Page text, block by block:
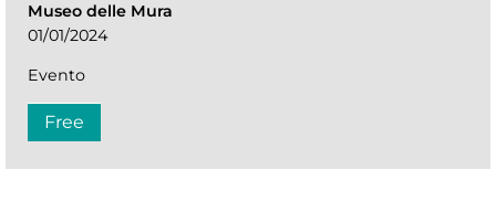
Museo delle Mura
01/01/2024
Evento
Free